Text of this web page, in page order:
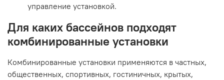
управление установкой.
Для каких бассейнов подходят
комбинированные установки
Комбинированные установки применяются в частных,
общественных, спортивных, гостиничных, крытых,